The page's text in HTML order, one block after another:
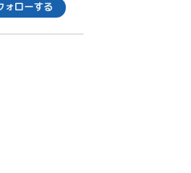
ォローする